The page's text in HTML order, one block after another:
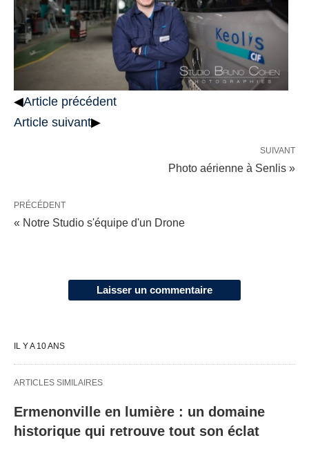
◀Article précédent
Article suivant▶
SUIVANT
Photo aérienne à Senlis »
PRÉCÉDENT
« Notre Studio s'équipe d'un Drone
Laisser un commentaire
IL Y A 10 ANS
ARTICLES SIMILAIRES
Ermenonville en lumière : un domaine
historique qui retrouve tout son éclat